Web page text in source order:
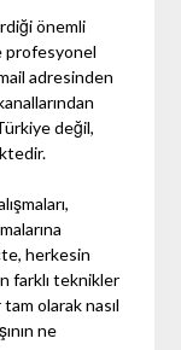
önemli
profesyonel
adresinden
değil,
herkesin
farklı teknikler
olarak nasıl
ne